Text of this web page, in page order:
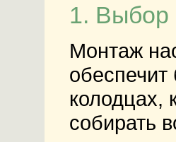
1. Выбор
Монтаж
колодцах,
собирать